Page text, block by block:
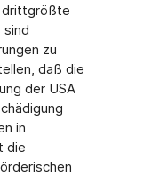
drittgrößte
zu
daß die
der USA
in
die